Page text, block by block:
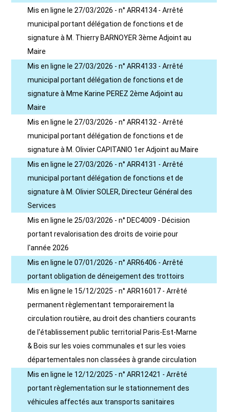
Mis en ligne le 27/03/2026 - n° ARR4134 - Arrêté
municipal portant délégation de fonctions et de
signature à M. Thierry BARNOYER 3ème Adjoint au
Maire
Mis en ligne le 27/03/2026 - n° ARR4133 - Arrêté
municipal portant délégation de fonctions et de
signature à Mme Karine PEREZ 2ème Adjoint au
Maire
Mis en ligne le 27/03/2026 - n° ARR4132 - Arrêté
municipal portant délégation de fonctions et de
signature à M. Olivier CAPITANIO 1er Adjoint au Maire
Mis en ligne le 27/03/2026 - n° ARR4131 - Arrêté
municipal portant délégation de fonctions et de
signature à M. Olivier SOLER, Directeur Général des
Services
Mis en ligne le 25/03/2026 - n° DEC4009 - Décision
portant revalorisation des droits de voirie pour
l'année 2026
Mis en ligne le 07/01/2026 - n° ARR6406 - Arrêté
portant obligation de déneigement des trottoirs
Mis en ligne le 15/12/2025 - n° ARR16017 - Arrêté
permanent règlementant temporairement la
circulation routière, au droit des chantiers courants
de l'établissement public territorial Paris-Est-Marne
& Bois sur les voies communales et sur les voies
départementales non classées à grande circulation
Mis en ligne le 12/12/2025 - n° ARR12421 - Arrêté
portant règlementation sur le stationnement des
véhicules affectés aux transports sanitaires